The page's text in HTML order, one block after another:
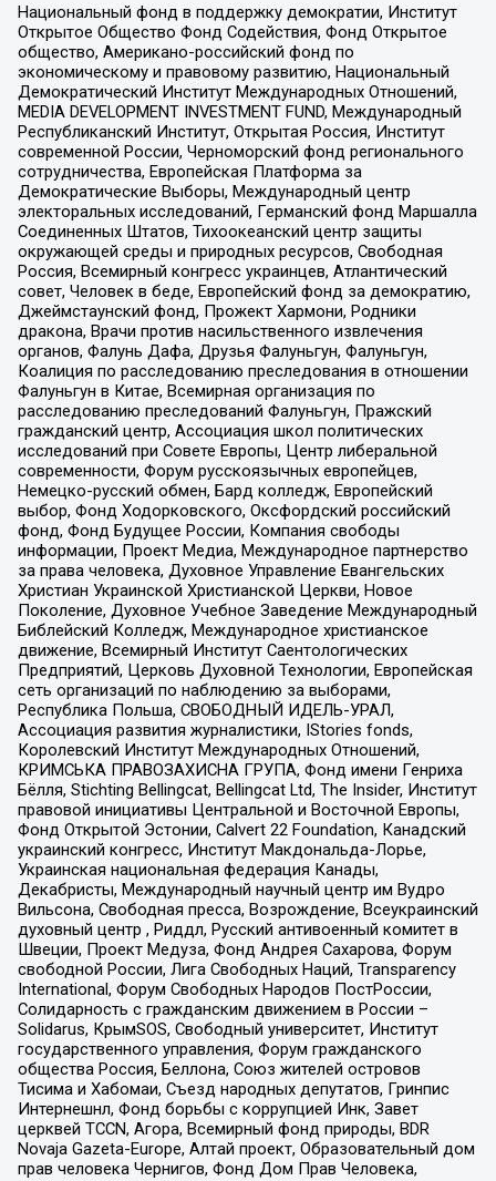
Национальный фонд в поддержку демократии, Институт
Открытое Общество Фонд Содействия, Фонд Открытое
общество, Американо-российский фонд по
экономическому и правовому развитию, Национальный
Демократический Институт Международных Отношений,
MEDIA DEVELOPMENT INVESTMENT FUND, Международный
Республиканский Институт, Открытая Россия, Институт
современной России, Черноморский фонд регионального
сотрудничества, Европейская Платформа за
Демократические Выборы, Международный центр
электоральных исследований, Германский фонд Маршалла
Соединенных Штатов, Тихоокеанский центр защиты
окружающей среды и природных ресурсов, Свободная
Россия, Всемирный конгресс украинцев, Атлантический
совет, Человек в беде, Европейский фонд за демократию,
Джеймстаунский фонд, Прожект Хармони, Родники
дракона, Врачи против насильственного извлечения
органов, Фалунь Дафа, Друзья Фалуньгун, Фалуньгун,
Коалиция по расследованию преследования в отношении
Фалуньгун в Китае, Всемирная организация по
расследованию преследований Фалуньгун, Пражский
гражданский центр, Ассоциация школ политических
исследований при Совете Европы, Центр либеральной
современности, Форум русскоязычных европейцев,
Немецко-русский обмен, Бард колледж, Европейский
выбор, Фонд Ходорковского, Оксфордский российский
фонд, Фонд Будущее России, Компания свободы
информации, Проект Медиа, Международное партнерство
за права человека, Духовное Управление Евангельских
Христиан Украинской Христианской Церкви, Новое
Поколение, Духовное Учебное Заведение Международный
Библейский Колледж, Международное христианское
движение, Всемирный Институт Саентологических
Предприятий, Церковь Духовной Технологии, Европейская
сеть организаций по наблюдению за выборами,
Республика Польша, СВОБОДНЫЙ ИДЕЛЬ-УРАЛ,
Ассоциация развития журналистики, IStories fonds,
Королевский Институт Международных Отношений,
КРИМСЬКА ПРАВОЗАХИСНА ГРУПА, Фонд имени Генриха
Бёлля, Stichting Bellingcat, Bellingcat Ltd, The Insider, Институт
правовой инициативы Центральной и Восточной Европы,
Фонд Открытой Эстонии, Calvert 22 Foundation, Канадский
украинский конгресс, Институт Макдональда-Лорье,
Украинская национальная федерация Канады,
Декабристы, Международный научный центр им Вудро
Вильсона, Свободная пресса, Возрождение, Всеукраинский
духовный центр , Риддл, Русский антивоенный комитет в
Швеции, Проект Медуза, Фонд Андрея Сахарова, Форум
свободной России, Лига Свободных Наций, Transparеncy
International, Форум Свободных Народов ПостРоссии,
Солидарность с гражданским движением в России –
Solidarus, КрымSOS, Свободный университет, Институт
государственного управления, Форум гражданского
общества Россия, Беллона, Союз жителей островов
Тисима и Хабомаи, Съезд народных депутатов, Гринпис
Интернешнл, Фонд борьбы с коррупцией Инк, Завет
церквей TCCN, Агора, Всемирный фонд природы, BDR
Novaja Gazeta-Europe, Алтай проект, Образовательный дом
прав человека Чернигов, Фонд Дом Прав Человека,